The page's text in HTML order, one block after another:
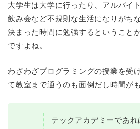
大学生は大学に行ったり、アルバイ
飲み会など不規則な生活になりがち
決まった時間に勉強するということ
ですよね。
わざわざプログラミングの授業を受
て教室まで通うのも面倒だし時間が
テックアカデミーであ